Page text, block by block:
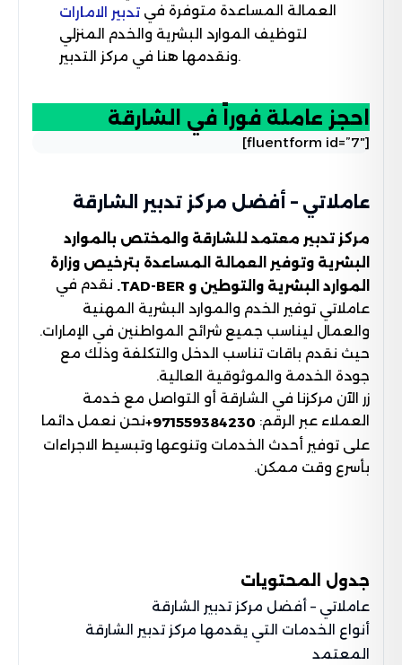
العمالة المساعدة متوفرة في تدبير الامارات
لتوظيف الموارد البشرية والخدم المنزلي
ونقدمها هنا في مركز التدبير.
احجز عاملة فوراً في الشارقة
[fluentform id=”7″]
عاملاتي – أفضل مركز تدبير الشارقة
مركز تدبير معتمد للشارقة والمختص بالموارد
البشرية وتوفير العمالة المساعدة بترخيص وزارة
الموارد البشرية والتوطين و TAD-BER.
نقدم في
عاملاتي توفير الخدم والموارد البشرية المهنية
والعمال ليناسب جميع شرائح المواطنين في الإمارات.
حيث نقدم باقات تناسب الدخل والتكلفة وذلك مع
جودة الخدمة والموثوقية العالية.
زر الآن مركزنا في الشارقة أو التواصل مع خدمة
العملاء عبر الرقم: 971559384230
+نحن نعمل دائما
على توفير أحدث الخدمات وتنوعها وتبسيط الاجراءات
بأسرع وقت ممكن.
جدول المحتويات
عاملاتي – أفضل مركز تدبير الشارقة
أنواع الخدمات التي يقدمها مركز تدبير الشارقة
المعتمد